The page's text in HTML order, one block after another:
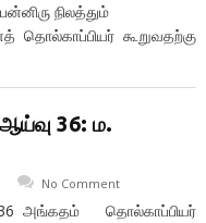
பன்னிரு நிலத்தும்
தொல்காப்பியர் கூறுவதற்கு
36: ம.
No Comment
அங்கதம் தொல்காப்பியர்